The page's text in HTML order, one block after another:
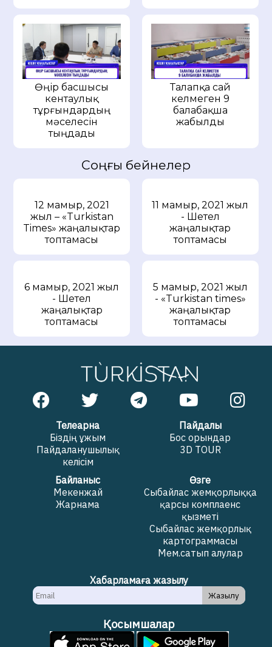
Өңір басшысы
кентаулық
тұрғындардың
мәселесін
тыңдады
Талапқа сай
келмеген 9
балабақша
жабылды
Соңғы бейнелер
12 мамыр, 2021
жыл – «Turkistan
Times» жаңалықтар
топтамасы
11 мамыр, 2021 жыл
- Шетел
жаңалықтар
топтамасы
6 мамыр, 2021 жыл
- Шетел
жаңалықтар
топтамасы
5 мамыр, 2021 жыл
- «Turkistan times»
жаңалықтар
топтамасы
Телеарна
Біздің ұжым
Пайдаланушылық
келісім
Пайдалы
Бос орындар
3D TOUR
Байланыс
Мекенжай
Жарнама
Өзге
Сыбайлас жемқорлыққа
қарсы комплаенс
қызметі
Сыбайлас жемқорлық
картограммасы
Мем.сатып алулар
Хабарламаға жазылу
Жазылу
Қосымшалар